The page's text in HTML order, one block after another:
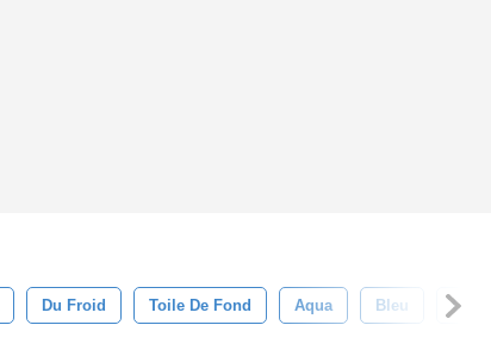
Du Froid Toile De Fond Aqua Bleu